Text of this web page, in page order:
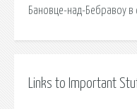
Бановце-над-Бебравоу в
Links to Important